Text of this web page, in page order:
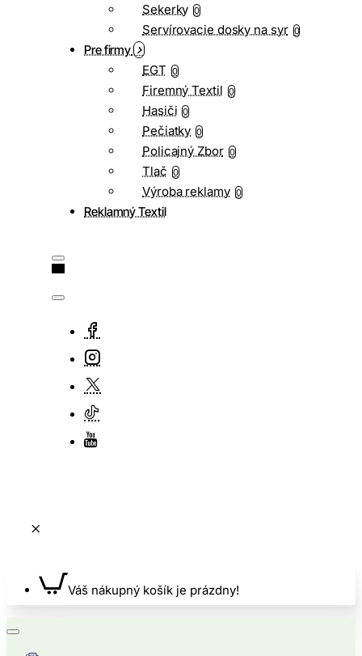
Sekerky 0
Servírovacie dosky na syr 0
Pre firmy
EGT 0
Firemný Textil 0
Hasiči 0
Pečiatky 0
Policajný Zbor 0
Tlač 0
Výroba reklamy 0
Reklamný Textil
Váš nákupný košík je prázdny!